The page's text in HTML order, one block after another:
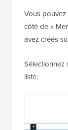
Vous
côté de «
avez créés
Sélectionnez
liste.